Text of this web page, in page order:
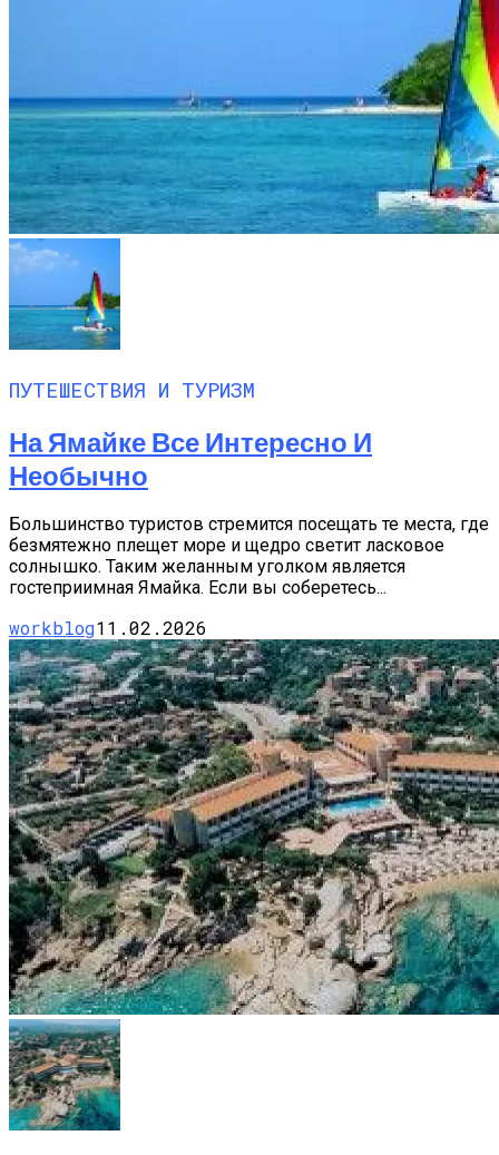
ПУТЕШЕСТВИЯ И ТУРИЗМ
На Ямайке Все Интересно И
Необычно
Большинство туристов стремится посещать те места, где
безмятежно плещет море и щедро светит ласковое
солнышко. Таким желанным уголком является
гостеприимная Ямайка. Если вы соберетесь...
workblog11.02.2026